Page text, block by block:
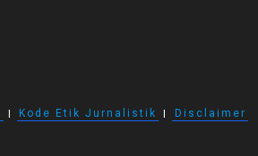
I Kode Etik Jurnalistik I Disclaimer